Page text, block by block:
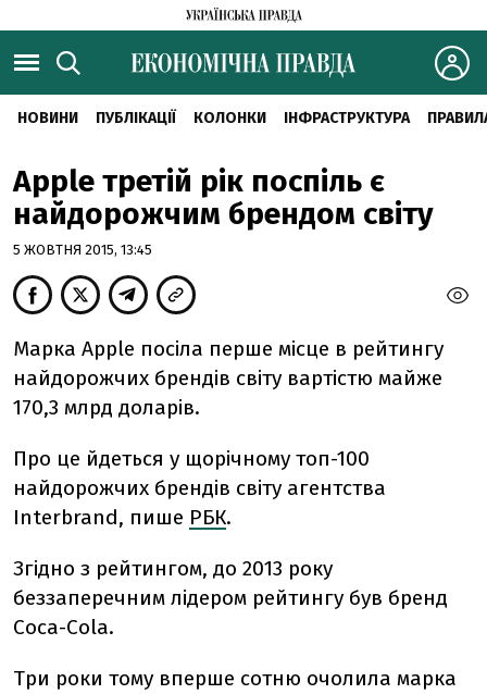
НОВИНИ ПУБЛІКАЦІЇ КОЛОНКИ ІНФРАСТРУКТУРА
Apple третій рік поспіль є
найдорожчим брендом світу
5 ЖОВТНЯ 2015, 13:45
Марка Apple посіла перше місце в рейтингу
найдорожчих брендів світу вартістю майже
170,3 млрд доларів.
Про це йдеться у щорічному топ-100
найдорожчих брендів світу агентства
Interbrand, пише РБК.
Згідно з рейтингом, до 2013 року
беззаперечним лідером рейтингу був бренд
Coca-Cola.
Три роки тому вперше сотню очолила марка